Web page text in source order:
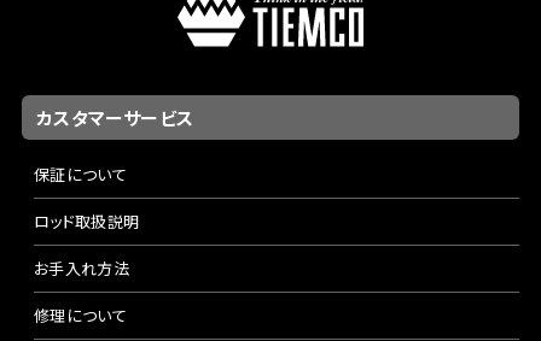
カスタマーサービス
保証について
ロッド取扱説明
お手入れ方法
修理について